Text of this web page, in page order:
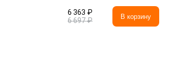
6 363 ₽
6 697 ₽
В корзину